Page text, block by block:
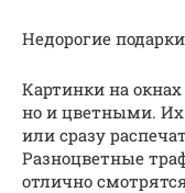
Недорогие подарки
Картинки на
но и цветными.
или сразу
Разноцветные
отлично